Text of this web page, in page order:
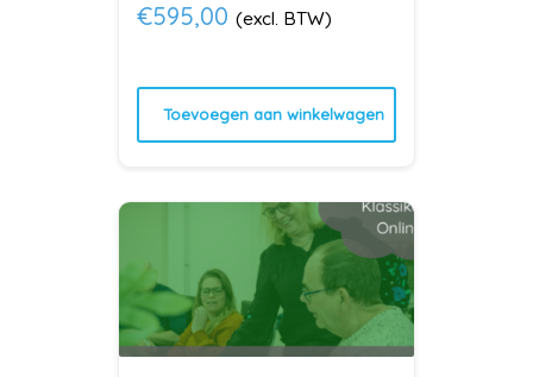
€595,00 (excl. BTW)
Toevoegen aan winkelwagen